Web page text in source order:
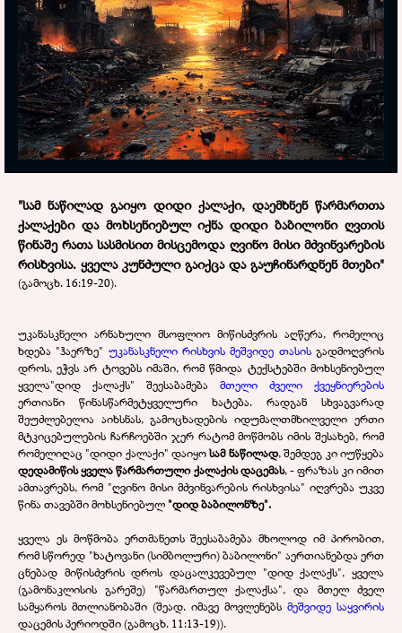
"სამ ნაწილად გაიყო დიდი ქალაქი, დაემხნენ წარმართთა
ქალაქები და მოხსენიებულ იქნა დიდი ბაბილონი ღვთის
წინაშე რათა სასმისით მისცემოდა ღვინო მისი მძვინვარების
რისხვისა. ყველა კუნძული გაიქცა და გაუჩინარდნენ მთები"
(გამოცხ. 16:19-20).
უკანასკნელი არნახული მსოფლიო მიწისძვრის აღწერა, რომელიც
ხდება "ჰაერზე" უკანასკნელი რისხვის მეშვიდე თასისგადმოღვრის
დროს, ეჭვს არ ტოვებს იმაში, რომ წმიდა ტექსტებში მოხსენიებულ
ყველა"დიდ ქალაქს" შეესაბამება მთელი ძველი ქვეყნიერების
ერთიანი წინასწარმეტყველური ხატება. რადგან სხვაგვარად
შეუძლებელია აიხსნას, გამოცხადების იდუმალთმხილველი ერთი
მტკიცებულების ჩარჩოებში ჯერ რატომ მოწმობს იმის შესახებ, რომ
რომელიღაც "დიდი ქალაქი" დაიყოსამ ნაწილად, შემდეგ კი იუწყება
დედამიწის ყველა წარმართული ქალაქის დაცემას, - ფრაზას კი იმით
ამთავრებს, რომ "ღვინო მისი მძვინვარების რისხვისა" იღვრება უკვე
წინა თავებში მოხსენიებულ "დიდ ბაბილონზე".
ყველა ეს მოწმობა ერთმანეთს შეესაბამება მხოლოდ იმ პირობით,
რომ სწორედ "ხატოვანი (სიმბოლური) ბაბილონი" აერთიანებდა ერთ
ცნებად მიწისძვრის დროს დაცალკევებულ "დიდ ქალაქს", ყველა
(გამონაკლისის გარეშე) "წარმართულ ქალაქსა", და მთელ ძველ
სამყაროს მთლიანობაში (შეად. იმავე მოვლენებს მეშვიდე საყვირის
დაცემის პერიოდში (გამოცხ. 11:13-19)).